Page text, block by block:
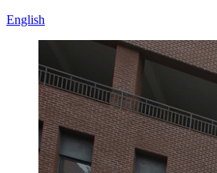
English